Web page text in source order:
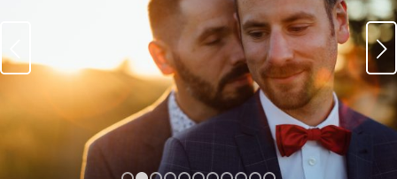
Weiter